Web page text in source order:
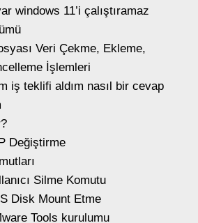
windows 11’i çalıştıramaz
Veri Çekme, Ekleme,
İşlemleri
iş teklifi aldım nasıl bir cevap
Değiştirme
Silme Komutu
Disk Mount Etme
Tools kurulumu